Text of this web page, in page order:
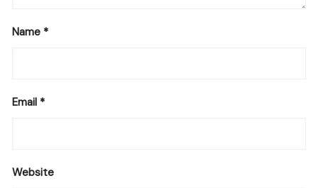
Name *
Email *
Website